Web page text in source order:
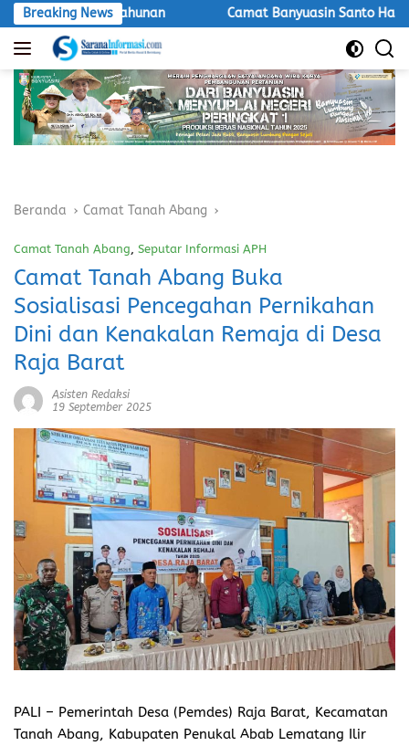
Langsung
ke
konten
Breaking News
Tahunan Camat Banyuasin Santo Hadiri
Beranda Camat Tanah Abang
Camat Tanah Abang, Seputar Informasi APH
Camat Tanah Abang Buka
Sosialisasi Pencegahan Pernikahan
Dini dan Kenakalan Remaja di Desa
Raja Barat
Asisten Redaksi
19 September 2025
PALI – Pemerintah Desa (Pemdes) Raja Barat, Kecamatan
Tanah Abang, Kabupaten Penukal Abab Lematang Ilir